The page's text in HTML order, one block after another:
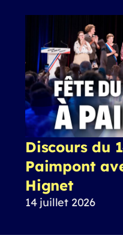
Discours du
Paimpont
Hignet
14 juillet 2026